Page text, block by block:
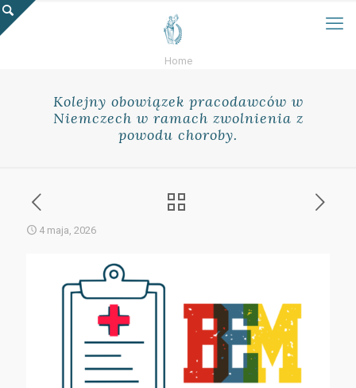
Home
Kolejny obowiązek pracodawców w
Niemczech w ramach zwolnienia z
powodu choroby.
4 maja, 2026